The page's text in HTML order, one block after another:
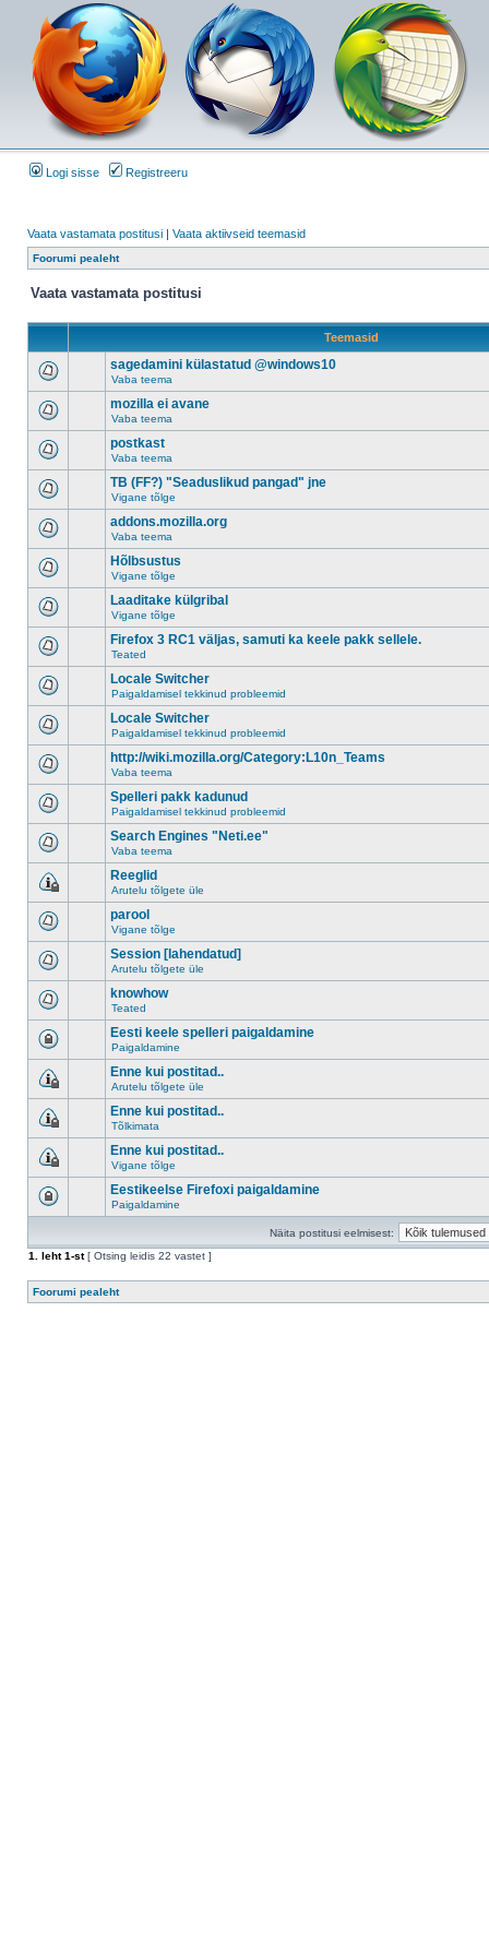
Logi sisse Registreeru
Vaata vastamata postitusi | Vaata aktiivseid teemasid
Foorumi pealeht
Vaata vastamata postitusi
Teemasid
sagedamini külastatud @windows10
Vaba teema
mozilla ei avane
Vaba teema
postkast
Vaba teema
TB (FF?) "Seaduslikud pangad" jne
Vigane tõlge
addons.mozilla.org
Vaba teema
Hõlbsustus
Vigane tõlge
Laaditake külgribal
Vigane tõlge
Firefox 3 RC1 väljas, samuti ka keele pakk sellele.
Teated
Locale Switcher
Paigaldamisel tekkinud probleemid
Locale Switcher
Paigaldamisel tekkinud probleemid
http://wiki.mozilla.org/Category:L10n_Teams
Vaba teema
Spelleri pakk kadunud
Paigaldamisel tekkinud probleemid
Search Engines "Neti.ee"
Vaba teema
Reeglid
Arutelu tõlgete üle
parool
Vigane tõlge
Session [lahendatud]
Arutelu tõlgete üle
knowhow
Teated
Eesti keele spelleri paigaldamine
Paigaldamine
Enne kui postitad..
Arutelu tõlgete üle
Enne kui postitad..
Tõlkimata
Enne kui postitad..
Vigane tõlge
Eestikeelse Firefoxi paigaldamine
Paigaldamine
Näita postitusi eelmisest:
1
. leht1-st[ Otsing leidis 22 vastet ]
Foorumi pealeht